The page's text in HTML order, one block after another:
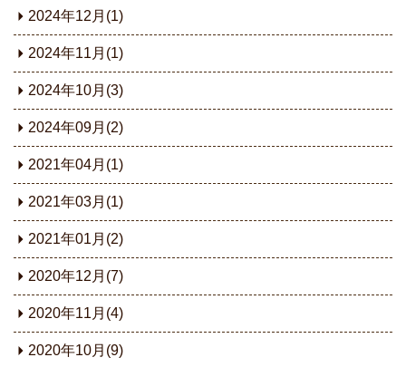
2024年12月(1)
2024年11月(1)
2024年10月(3)
2024年09月(2)
2021年04月(1)
2021年03月(1)
2021年01月(2)
2020年12月(7)
2020年11月(4)
2020年10月(9)